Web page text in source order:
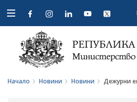
Open
navigation
Начало Новини Новини Дежурни